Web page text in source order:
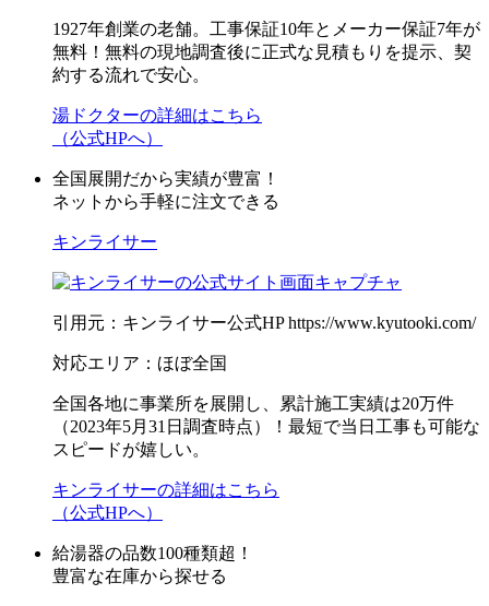
1927年創業の老舗。工事保証10年とメーカー保証7年が
無料！無料の現地調査後に正式な見積もりを提示、契
約する流れで安心。
湯ドクターの詳細はこちら
（公式HPへ）
全国展開だから実績が豊富！
ネットから手軽に注文できる
キンライサー
引用元：キンライサー公式HP https://www.kyutooki.com/
対応エリア：ほぼ全国
全国各地に事業所を展開し、累計施工実績は20万件
（2023年5月31日調査時点）！最短で当日工事も可能な
スピードが嬉しい。
キンライサーの詳細はこちら
（公式HPへ）
給湯器の品数100種類超！
豊富な在庫から探せる